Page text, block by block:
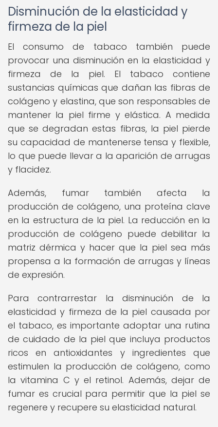
Disminución de la elasticidad y
firmeza de la piel
El consumo de tabaco también puede
provocar una disminución en la elasticidad y
firmeza de la piel. El tabaco contiene
sustancias químicas que dañan las fibras de
colágeno y elastina, que son responsables de
mantener la piel firme y elástica. A medida
que se degradan estas fibras, la piel pierde
su capacidad de mantenerse tensa y flexible,
lo que puede llevar a la aparición de arrugas
y flacidez.
Además, fumar también afecta la
producción de colágeno, una proteína clave
en la estructura de la piel. La reducción en la
producción de colágeno puede debilitar la
matriz dérmica y hacer que la piel sea más
propensa a la formación de arrugas y líneas
de expresión.
Para contrarrestar la disminución de la
elasticidad y firmeza de la piel causada por
el tabaco, es importante adoptar una rutina
de cuidado de la piel que incluya productos
ricos en antioxidantes y ingredientes que
estimulen la producción de colágeno, como
la vitamina C y el retinol. Además, dejar de
fumar es crucial para permitir que la piel se
regenere y recupere su elasticidad natural.